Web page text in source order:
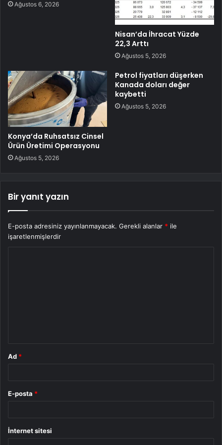
Ağustos 6, 2026
Nisan’da İhracat Yüzde
22,3 Arttı
Ağustos 5, 2026
Konya’da Ruhsatsız Cinsel
Ürün Üretimi Operasyonu
Ağustos 5, 2026
Petrol fiyatları düşerken
Kanada doları değer
kaybetti
Ağustos 5, 2026
Bir yanıt yazın
E-posta adresiniz yayınlanmayacak. Gerekli alanlar * ile
işaretlenmişlerdir
Ad *
E-posta *
İnternet sitesi